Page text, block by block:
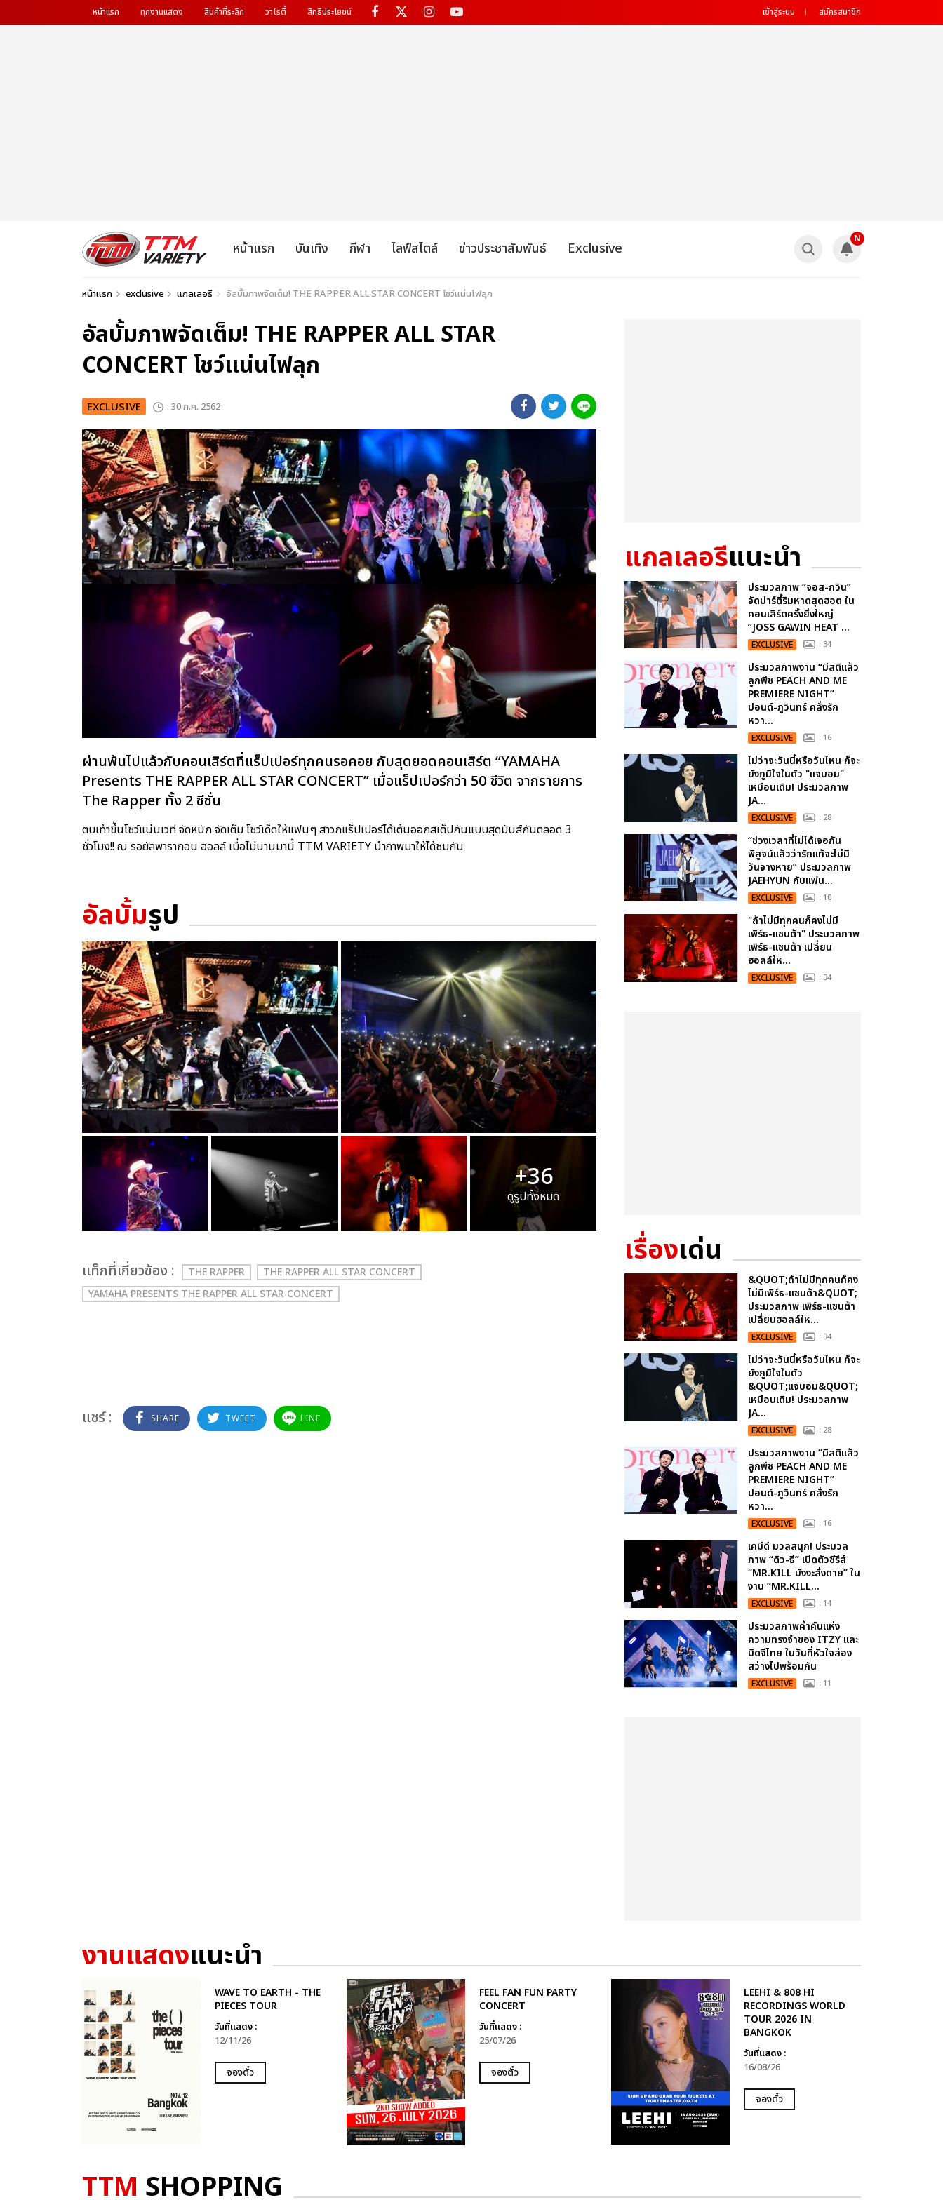
หน้าแรก ทุกงานแสดง สินค้าที่ระลึก วาไรตี้ สิทธิประโยชน์ เข้าสู่ระบบ สมัครสมาชิก
หน้าแรก บันเทิง กีฬา ไลฟ์สไตล์ ข่าวประชาสัมพันธ์ Exclusive
N
หน้าแรก exclusive แกลเลอรี อัลบั้มภาพจัดเต็ม! THE RAPPER ALL STAR CONCERT โชว์แน่นไฟลุก
อัลบั้มภาพจัดเต็ม! THE RAPPER ALL STAR
CONCERT โชว์แน่นไฟลุก
EXCLUSIVE : 30 ก.ค. 2562
ผ่านพ้นไปแล้วกับคอนเสิร์ตที่แร็ปเปอร์ทุกคนรอคอย กับสุดยอดคอนเสิร์ต “YAMAHA
Presents THE RAPPER ALL STAR CONCERT” เมื่อแร็ปเปอร์กว่า 50 ชีวิต จากรายการ
The Rapper ทั้ง 2 ซีซั่น
ตบเท้าขึ้นโชว์แน่นเวที จัดหนัก จัดเต็ม โชว์เด็ดให้แฟนๆ สาวกแร็ปเปอร์ได้เต้นออกสเต็ปกันแบบสุดมันส์กันตลอด 3
ชั่วโมง!! ณ รอยัลพารากอน ฮอลล์ เมื่อไม่นานมานี้ TTM VARIETY นำภาพมาให้ได้ชมกัน
อัลบั้มรูป
+36
ดูรูปทั้งหมด
เเท็กที่เกี่ยวข้อง : THE RAPPER
THE RAPPER ALL STAR CONCERT
YAMAHA PRESENTS THE RAPPER ALL STAR CONCERT
แชร์ : SHARE TWEET LINE
แกลเลอรีแนะนำ
ประมวลภาพ “จอส-กวิน”
จัดปาร์ตี้ริมหาดสุดฮอต ใน
คอนเสิร์ตครั้งยิ่งใหญ่
“JOSS GAWIN HEAT ...
EXCLUSIVE : 34
ประมวลภาพงาน “มีสติแล้ว
ลูกพีช PEACH AND ME
PREMIERE NIGHT”
ปอนด์-ภูวินทร์ คลั่งรัก
หวา...
EXCLUSIVE : 16
ไม่ว่าจะวันนี้หรือวันไหน ก็จะ
ยังภูมิใจในตัว "แจบอม"
เหมือนเดิม! ประมวลภาพ
JA...
EXCLUSIVE : 28
“ช่วงเวลาที่ไม่ได้เจอกัน
พิสูจน์แล้วว่ารักแท้จะไม่มี
วันจางหาย” ประมวลภาพ
JAEHYUN กับแฟน...
EXCLUSIVE : 10
"ถ้าไม่มีทุกคนก็คงไม่มี
เพิร์ธ-แซนต้า" ประมวลภาพ
เพิร์ธ-แซนต้า เปลี่ยน
ฮอลล์ให...
EXCLUSIVE : 34
เรื่องเด่น
&QUOT;ถ้าไม่มีทุกคนก็คง
ไม่มีเพิร์ธ-แซนต้า&QUOT;
ประมวลภาพ เพิร์ธ-แซนต้า
เปลี่ยนฮอลล์ให...
EXCLUSIVE : 34
ไม่ว่าจะวันนี้หรือวันไหน ก็จะ
ยังภูมิใจในตัว
&QUOT;แจบอม&QUOT;
เหมือนเดิม! ประมวลภาพ
JA...
EXCLUSIVE : 28
ประมวลภาพงาน “มีสติแล้ว
ลูกพีช PEACH AND ME
PREMIERE NIGHT”
ปอนด์-ภูวินทร์ คลั่งรัก
หวา...
EXCLUSIVE : 16
เคมีดี มวลสนุก! ประมวล
ภาพ “ดิว-ธี” เปิดตัวซีรีส์
“MR.KILL มังงะสั่งตาย” ใน
งาน “MR.KILL...
EXCLUSIVE : 14
ประมวลภาพค่ำคืนแห่ง
ความทรงจำของ ITZY และ
มิดจีไทย ในวันที่หัวใจส่อง
สว่างไปพร้อมกัน
EXCLUSIVE : 11
งานแสดงแนะนำ
WAVE TO EARTH - THE
PIECES TOUR
วันที่แสดง :
12/11/26
จองตั๋ว
FEEL FAN FUN PARTY
CONCERT
วันที่แสดง :
25/07/26
จองตั๋ว
LEEHI & 808 HI
RECORDINGS WORLD
TOUR 2026 IN
BANGKOK
วันที่แสดง :
16/08/26
จองตั๋ว
TTM SHOPPING